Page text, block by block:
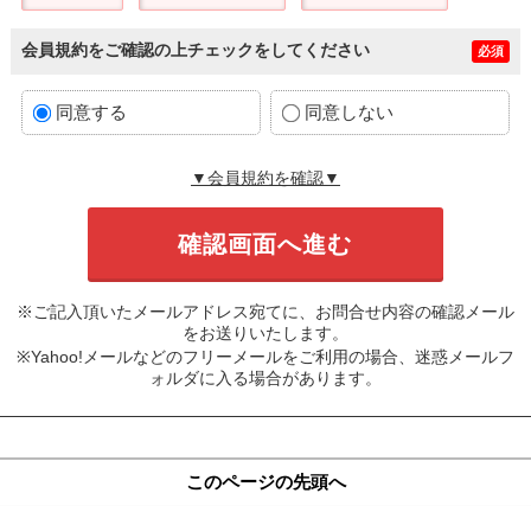
会員規約をご確認の上チェックをしてください 必須
同意する 同意しない
▼会員規約を確認▼
※ご記入頂いたメールアドレス宛てに、お問合せ内容の確認メール
をお送りいたします。
※Yahoo!メールなどのフリーメールをご利用の場合、迷惑メールフ
ォルダに入る場合があります。
このページの先頭へ